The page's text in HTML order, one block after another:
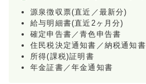
源泉徴収票(直近／最新分)
給与明細書(直近2ヶ月分)
確定申告書／青色申告書
住民税決定通知書／納税通知書
所得(課税)証明書
年金証書／年金通知書